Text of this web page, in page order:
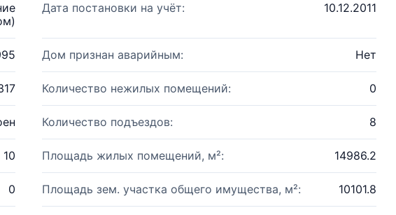
Дата постановки на учёт: 10.12.2011
Дом признан аварийным: Нет
Количество нежилых помещений: 0
Количество подъездов: 8
10 Площадь жилых помещений, м²: 14986.2
0 Площадь зем. участка общего имущества, м²: 10101.8